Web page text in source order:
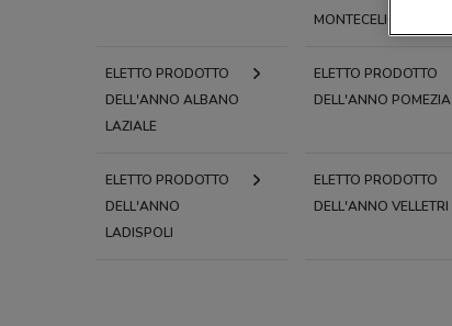
MONTECELIO
ELETTO PRODOTTO
DELL'ANNO ALBANO
LAZIALE
ELETTO PRODOTTO
DELL'ANNO POMEZIA
ELETTO PRODOTTO
DELL'ANNO
LADISPOLI
ELETTO PRODOTTO
DELL'ANNO VELLETRI